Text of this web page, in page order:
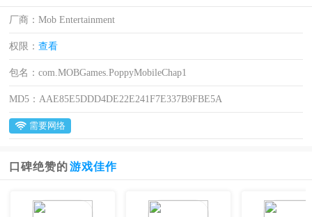
厂商：Mob Entertainment
权限：查看
包名：com.MOBGames.PoppyMobileChap1
MD5：AAE85E5DDD4DE22E241F7E337B9FBE5A
需要网络
口碑绝赞的 游戏佳作